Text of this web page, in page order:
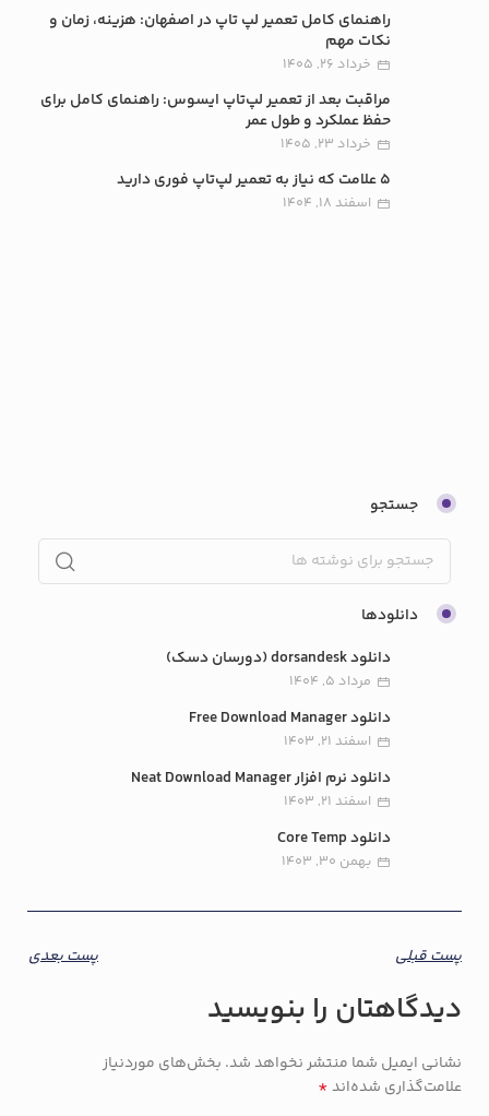
راهنمای کامل تعمیر لپ تاپ در اصفهان: هزینه، زمان و
نکات مهم
خرداد 26, 1405
مراقبت بعد از تعمیر لپ‌تاپ ایسوس: راهنمای کامل برای
حفظ عملکرد و طول عمر
خرداد 23, 1405
5 علامت که نیاز به تعمیر لپ‌تاپ فوری دارید
اسفند 18, 1404
جستجو
دانلودها
دانلود dorsandesk (دورسان دسک)
مرداد 5, 1404
دانلود Free Download Manager
اسفند 21, 1403
دانلود نرم افزار Neat Download Manager
اسفند 21, 1403
دانلود Core Temp
بهمن 30, 1403
پست قبلی پست بعدی
دیدگاهتان را بنویسید
نشانی ایمیل شما منتشر نخواهد شد. بخش‌های موردنیاز
علامت‌گذاری شده‌اند*